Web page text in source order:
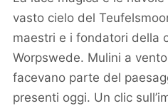
vasto cielo del
maestri e i fondatori della
Worpswede. Mulini a
facevano parte del
presenti oggi. Un clic